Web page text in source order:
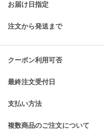
お届け日指定
注文から発送まで
クーポン利用可否
最終注文受付日
支払い方法
複数商品のご注文について